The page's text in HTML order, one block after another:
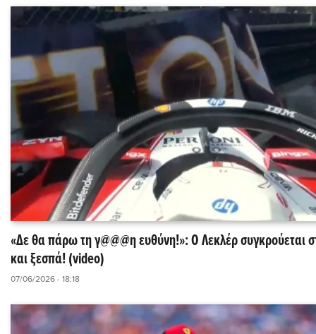
«Δε θα πάρω τη γ@@@η ευθύνη!»: Ο Λεκλέρ συγκρούεται
και ξεσπά! (video)
07/06/2026 - 18:18